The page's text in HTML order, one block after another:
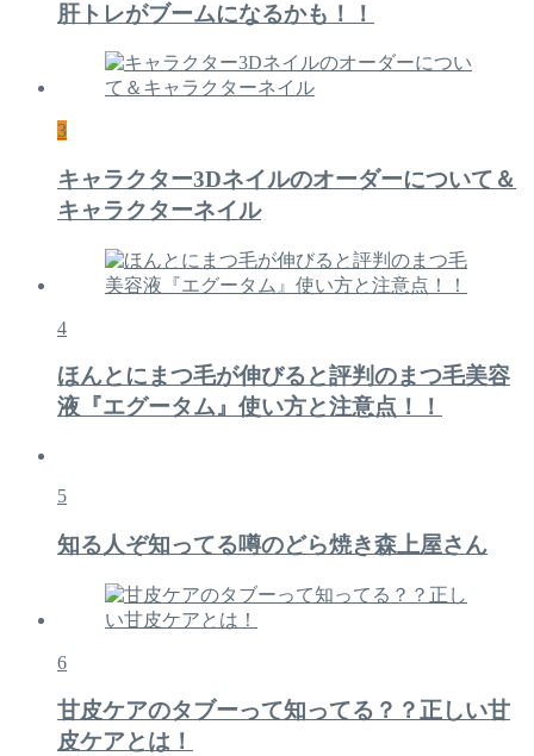
肝トレがブームになるかも！！
3
キャラクター3Dネイルのオーダーについて＆
キャラクターネイル
4
ほんとにまつ毛が伸びると評判のまつ毛美容
液『エグータム』使い方と注意点！！
5
知る人ぞ知ってる噂のどら焼き森上屋さん
6
甘皮ケアのタブーって知ってる？？正しい甘
皮ケアとは！